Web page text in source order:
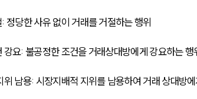
정당한 사유 없이 거래를 거절하는 행위
강요: 불공정한 조건을 거래상대방에게 강요하는 행
위 남용: 시장지배적 지위를 남용하여 거래 상대방